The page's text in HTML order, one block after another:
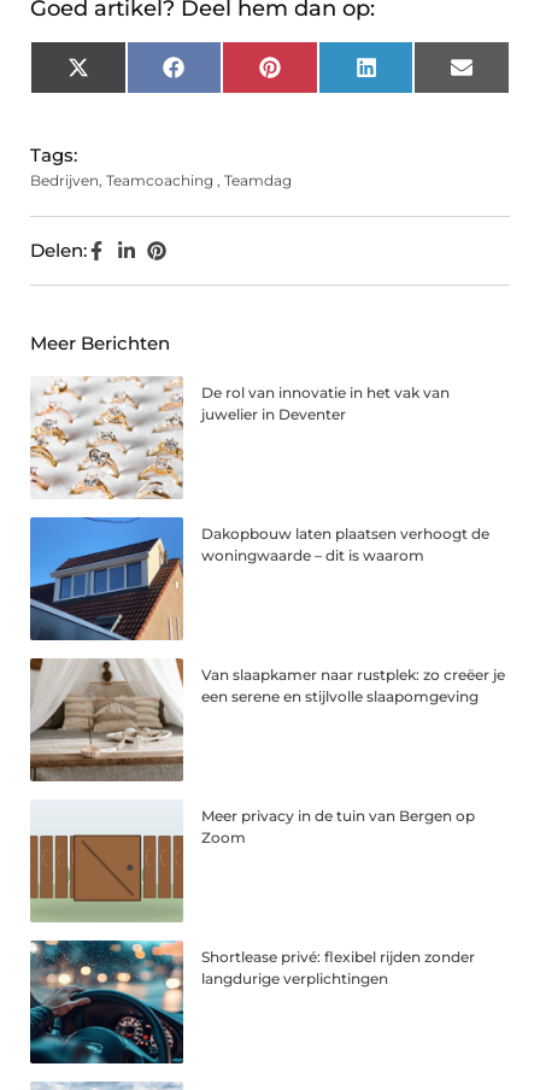
Goed artikel? Deel hem dan op:
X
(Twitter)
FacebookPinterest LinkedIn Email
Tags:
Bedrijven, Teamcoaching , Teamdag
Delen:
Meer Berichten
De rol van innovatie in het vak van
juwelier in Deventer
Dakopbouw laten plaatsen verhoogt de
woningwaarde – dit is waarom
Van slaapkamer naar rustplek: zo creëer je
een serene en stijlvolle slaapomgeving
Meer privacy in de tuin van Bergen op
Zoom
Shortlease privé: flexibel rijden zonder
langdurige verplichtingen